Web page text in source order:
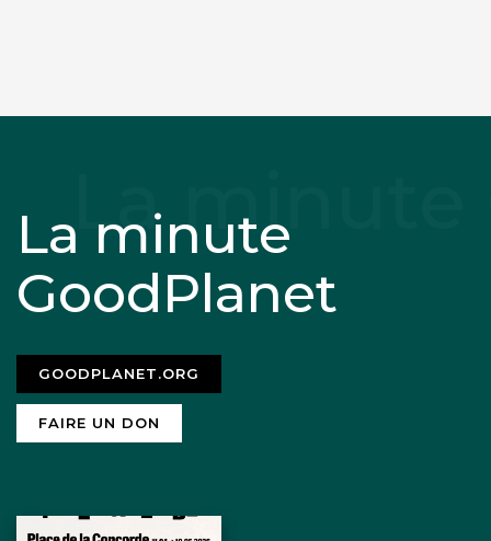
La minute
GoodPlanet
GOODPLANET.ORG
FAIRE UN DON